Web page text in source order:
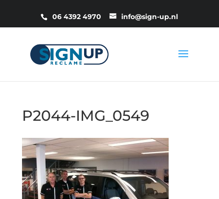
06 4392 4970 info@sign-up.nl
P2044-IMG_0549